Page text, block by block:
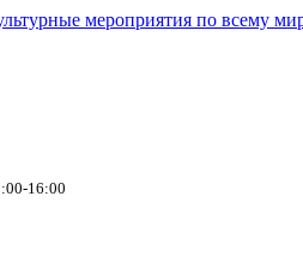
мероприятия по всему
16:00